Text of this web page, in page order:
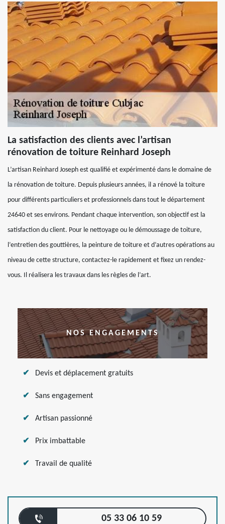
La satisfaction des clients avec l’artisan
rénovation de toiture Reinhard Joseph
L’artisan Reinhard Joseph est qualifié et expérimenté dans le domaine de
la rénovation de toiture. Depuis plusieurs années, il a rénové la toiture
pour différents particuliers et professionnels dans tout le département
24640 et ses environs. Pendant chaque intervention, son objectif est la
satisfaction du client. Pour le nettoyage ou le démoussage de toiture,
l’entretien des gouttières, la peinture de toiture et d’autres opérations au
niveau de cette structure, contactez-le rapidement et fixez un rendez-
vous. Il réalisera les travaux dans les règles de l’art.
NOS ENGAGEMENTS
Devis et déplacement gratuits
Sans engagement
Artisan passionné
Prix imbattable
Travail de qualité
05 33 06 10 59